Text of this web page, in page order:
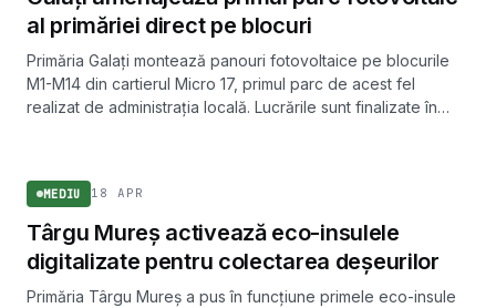
al primăriei direct pe blocuri
Primăria Galați montează panouri fotovoltaice pe blocurile
M1-M14 din cartierul Micro 17, primul parc de acest fel
realizat de administrația locală. Lucrările sunt finalizate în
MEDIU 18 APR
Târgu Mureș activează eco-insulele
digitalizate pentru colectarea deșeurilor
Primăria Târgu Mureș a pus în funcțiune primele eco-insule